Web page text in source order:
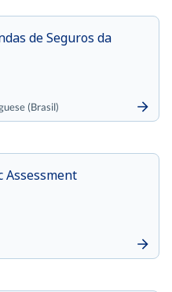
(Brasil)
de Seguros da
Assessment